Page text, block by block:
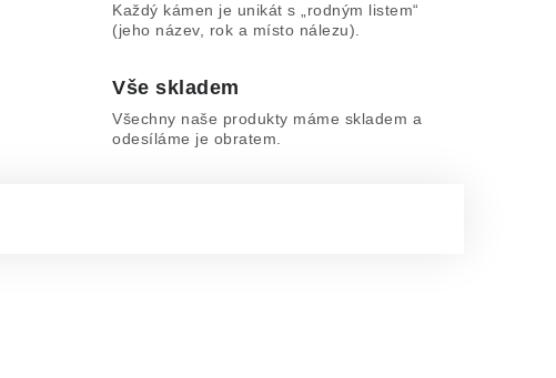
Každý kámen je unikát s „rodným listem“
(jeho název, rok a místo nálezu).
Vše skladem
Všechny naše produkty máme skladem a
odesíláme je obratem.